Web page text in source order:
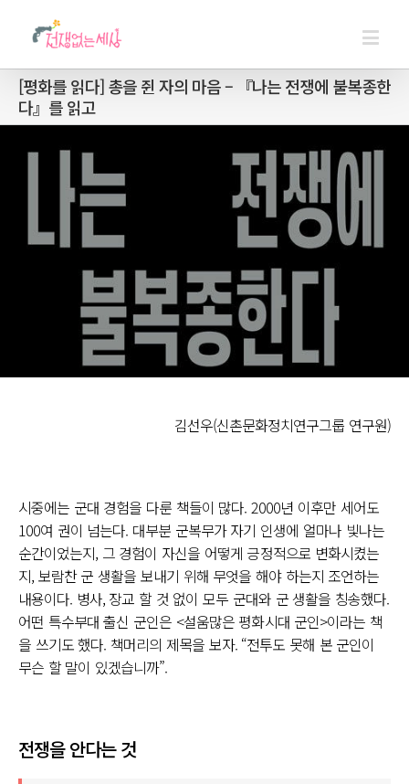
[평화를 읽다] 총을 쥔 자의 마음 – 『나는 전쟁에 불복종한
다』를 읽고
김선우(신촌문화정치연구그룹 연구원)
시중에는 군대 경험을 다룬 책들이 많다. 2000년 이후만 세어도
100여 권이 넘는다. 대부분 군복무가 자기 인생에 얼마나 빛나는
순간이었는지, 그 경험이 자신을 어떻게 긍정적으로 변화시켰는
지, 보람찬 군 생활을 보내기 위해 무엇을 해야 하는지 조언하는
내용이다. 병사, 장교 할 것 없이 모두 군대와 군 생활을 칭송했다.
어떤 특수부대 출신 군인은 <설움많은 평화시대 군인>이라는 책
을 쓰기도 했다. 책머리의 제목을 보자. “전투도 못해 본 군인이
무슨 할 말이 있겠습니까”.
전쟁을 안다는 것